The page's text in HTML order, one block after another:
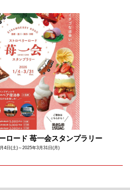
ロード 苺一会スタンプラリー
4日(土)～2025年3月31日(月)